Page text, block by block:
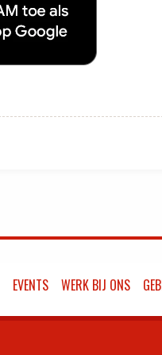
EVENTS WERK BIJ ONS